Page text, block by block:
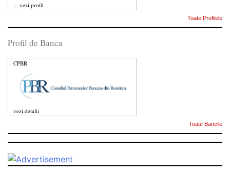
... vezi profil
Toate Profilele
Profil de Banca
CPBR
vezi detalii
Toate Bancile